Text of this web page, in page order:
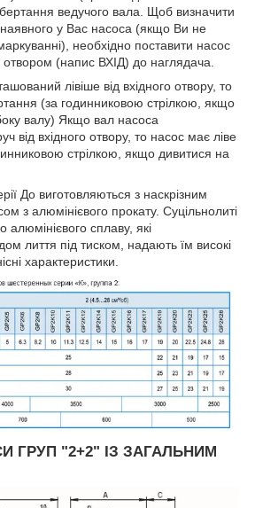
ведучого вала. Щоб визначити
у Вас насоса (якщо Ви не
необхідно поставити насос
отвором (напис ВХІД) до наглядача.
лівіше від вхідного отвору, то
(за годинниковою стрілкою, якщо
валу) Якщо вал насоса
від вхідного отвору, то насос має ліве
стрілкою, якщо дивитися на
До виготовляються з наскрізним
з алюмінієвого прокату. Суцільнолиті
алюмінієвого сплаву, які
лиття під тиском, надають їм високі
характеристики.
ГРУП "2+2" ІЗ ЗАГАЛЬНИМ